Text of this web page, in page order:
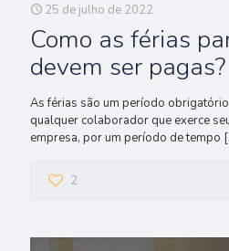
25 de julho de 2022
Como as férias
devem ser pagas?
As férias são um período
qualquer colaborador que exerce
empresa, por um período de tempo
2